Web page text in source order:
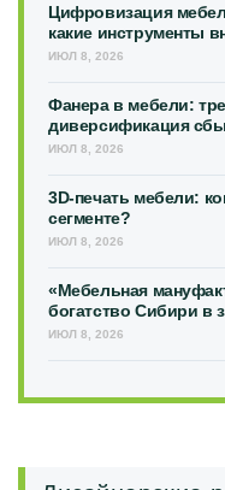
Цифровизация
какие инструменты
ИЮЛ 8, 2026
Фанера в мебели:
диверсификация
ИЮЛ 8, 2026
3D-печать мебели:
сегменте?
ИЮЛ 8, 2026
«Мебельная
богатство Сибири в
ИЮЛ 8, 2026